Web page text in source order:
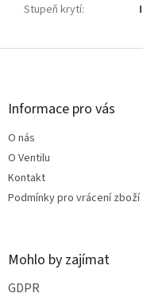
Stupeň krytí:
Z
Informace pro vás
O nás
O Ventilu
Kontakt
Podmínky pro vrácení zboží
Mohlo by zajímat
GDPR